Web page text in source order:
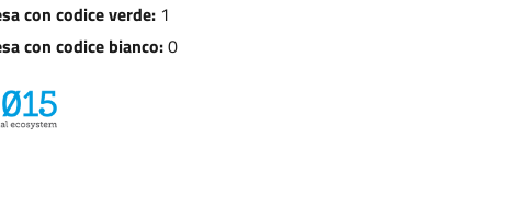
con codice verde:1
con codice bianco:0